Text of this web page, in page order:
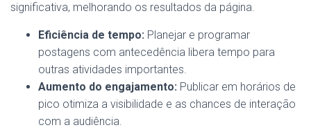
significativa, melhorando os resultados da página.
Eficiência de tempo: Planejar e programar
postagens com antecedência libera tempo para
outras atividades importantes.
Aumento do engajamento: Publicar em horários de
pico otimiza a visibilidade e as chances de interação
com a audiência.